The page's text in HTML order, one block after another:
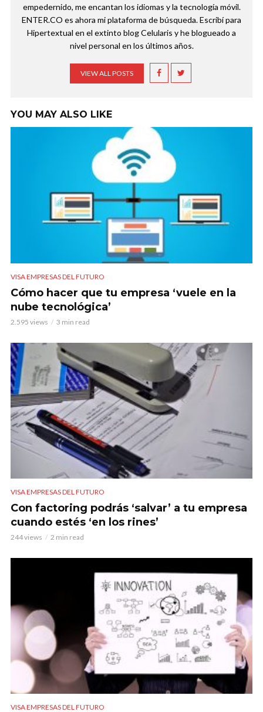
empedernido, me encantan los idiomas y la tecnología móvil.
ENTER.CO es ahora mi plataforma de búsqueda. Escribí para
Hipertextual en el extinto blog Celularis y he blogueado a
nivel personal en los últimos años.
VIEW ALL POSTS
YOU MAY ALSO LIKE
VISA EMPRESAS DEL FUTURO
Cómo hacer que tu empresa ‘vuele en la
nube tecnológica’
2.595 views 3 min read
VISA EMPRESAS DEL FUTURO
Con factoring podrás ‘salvar’ a tu empresa
cuando estés ‘en los rines’
244 views 2 min read
VISA EMPRESAS DEL FUTURO